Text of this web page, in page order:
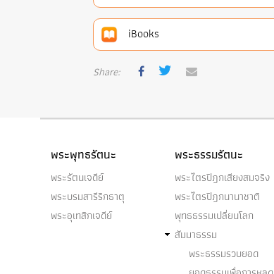
iBooks
Share:
พระพุทธรัตนะ
พระรัตนเจดีย์
พระบรมสารีริกธาตุ
พระอุเทสิกเจดีย์
พระธรรมรัตนะ
พระไตรปิฎกเสียงสมจริง
พระไตรปิฎกนานาชาติ
พุทธธรรมเปลี่ยนโลก
สัมมาธรรม
พระธรรมรวบยอด